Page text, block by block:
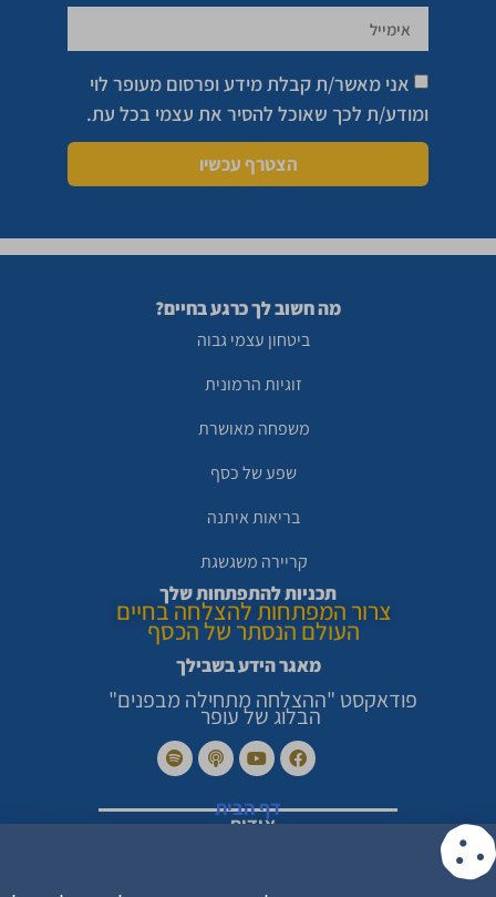
אני מאשר/ת קבלת מידע ופרסום מעופר לוי
ומודע/ת לכך שאוכל להסיר את עצמי בכל עת.
הצטרף עכשיו
מה חשוב לך כרגע בחיים?
ביטחון עצמי גבוה
זוגיות הרמונית
משפחה מאושרת
שפע של כסף
בריאות איתנה
קריירה משגשגת
תכניות להתפתחות שלך
צרור המפתחות להצלחה בחיים
העולם הנסתר של הכסף
מאגר הידע בשבילך
פודאקסט "ההצלחה מתחילה מבפנים"
הבלוג של עופר
דף הבית
אודות
הצהרת נגישות